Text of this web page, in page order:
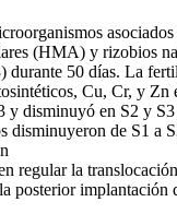
(HMA) y rizobios
durante 50 días. La
Cu, Cr, y
y disminuyó en S2 y
disminuyeron de S1
regular la
implantación